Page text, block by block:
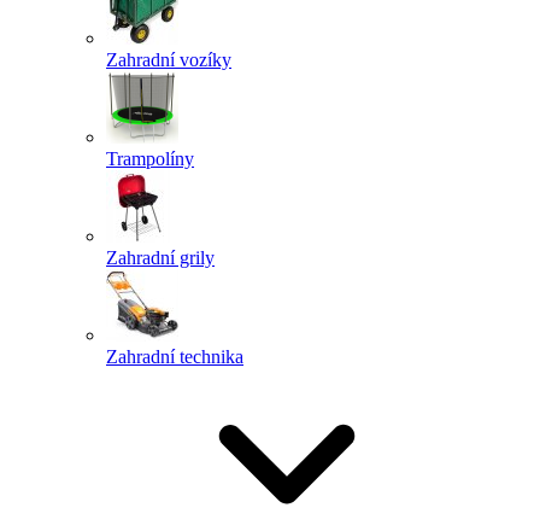
Zahradní vozíky
Trampolíny
Zahradní grily
Zahradní technika